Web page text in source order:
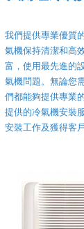
我們提供專業優質
氣機保持清潔和高
富，使用最先進的
氣機問題。無論您
們都能夠提供專業
提供的冷氣機安裝
安裝工作及獲得客